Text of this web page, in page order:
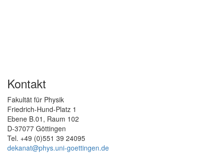
Kontakt
Fakultät für Physik
Friedrich-Hund-Platz 1
Ebene B.01, Raum 102
D-37077 Göttingen
Tel. +49 (0)551 39 24095
dekanat@phys.uni-goettingen.de